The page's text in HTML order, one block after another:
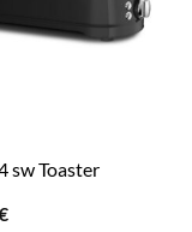
sw Toaster